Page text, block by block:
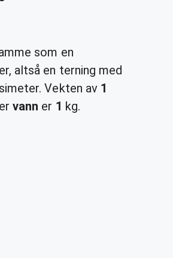
som en
altså en terning med
Vekten av 1
vann er 1 kg.